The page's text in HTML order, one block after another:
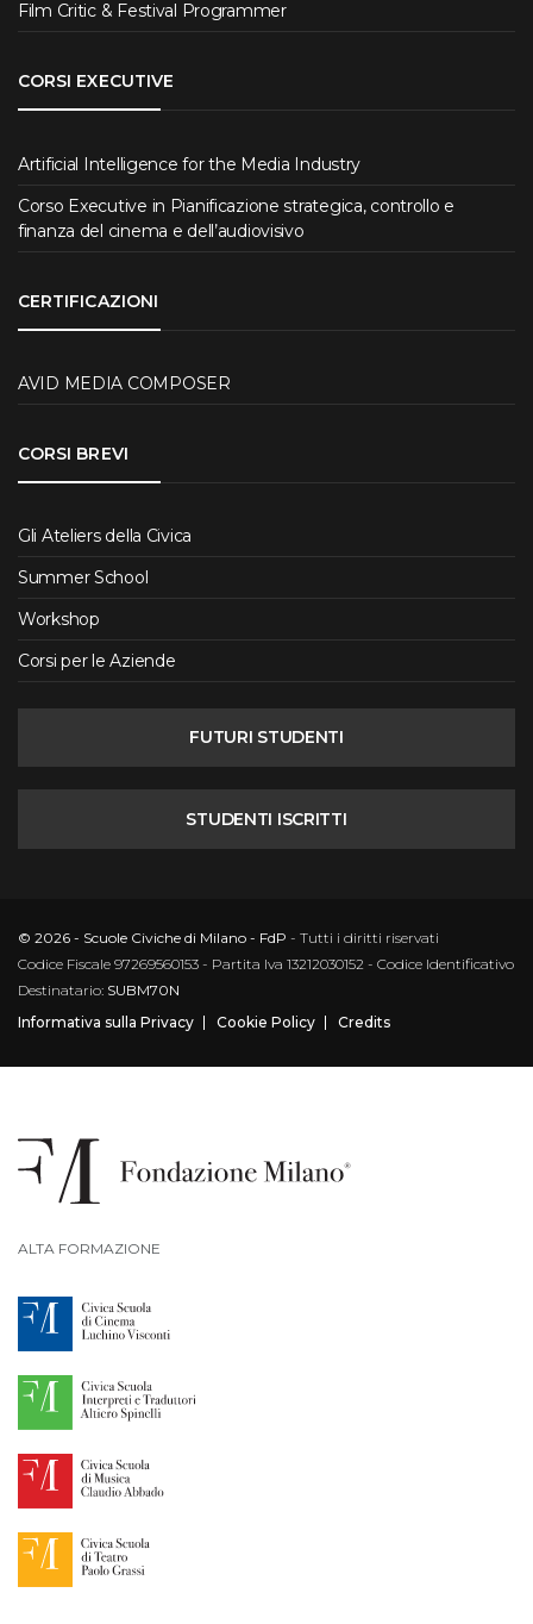
Film Critic & Festival Programmer
CORSI EXECUTIVE
Artificial Intelligence for the Media Industry
Corso Executive in Pianificazione strategica, controllo e
finanza del cinema e dell’audiovisivo
CERTIFICAZIONI
AVID MEDIA COMPOSER
CORSI BREVI
Gli Ateliers della Civica
Summer School
Workshop
Corsi per le Aziende
FUTURI STUDENTI
STUDENTI ISCRITTI
© 2026 - Scuole Civiche di Milano - FdP - Tutti i diritti riservati
Codice Fiscale 97269560153 - Partita Iva 13212030152 - Codice Identificativo
Destinatario: SUBM70N
Informativa sulla Privacy
Cookie Policy Credits
ALTA FORMAZIONE